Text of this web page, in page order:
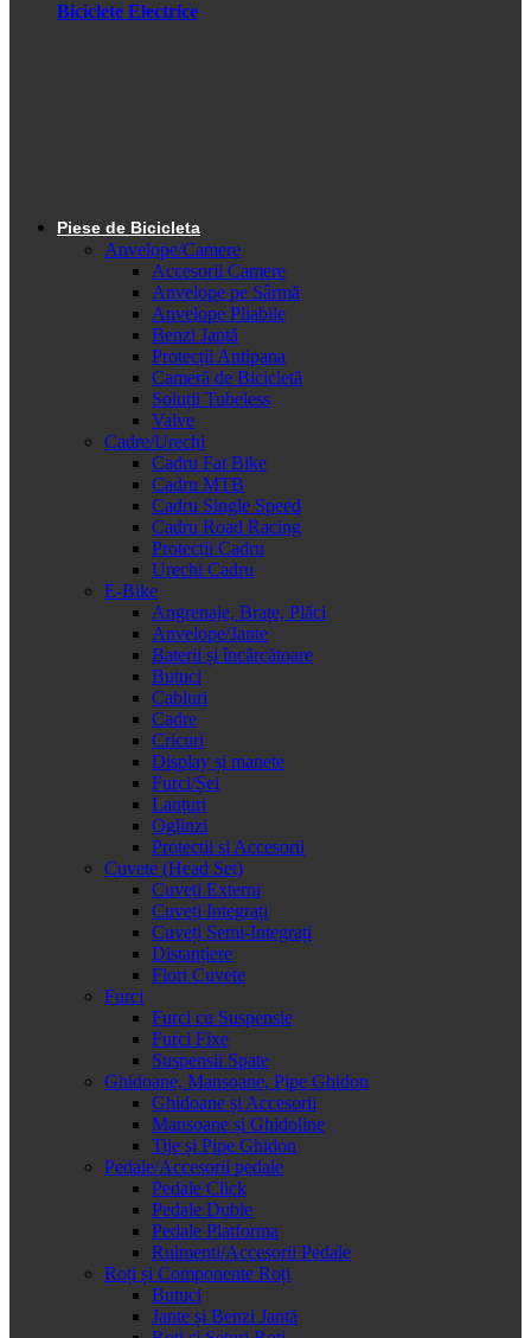
Biciclete Electrice
Piese de Bicicleta
Anvelope/Camere
Accesorii Camere
Anvelope pe Sârmă
Anvelope Pliabile
Benzi Jantă
Protecții Antipana
Cameră de Bicicletă
Soluții Tubeless
Valve
Cadre/Urechi
Cadru Fat Bike
Cadru MTB
Cadru Single Speed
Cadru Road Racing
Protecții Cadru
Urechi Cadru
E-Bike
Angrenaje, Brațe, Plăci
Anvelope/Jante
Baterii și încărcătoare
Butuci
Cabluri
Cadre
Cricuri
Display și manete
Furci/Șei
Lanțuri
Oglinzi
Protectii si Accesorii
Cuvete (Head Set)
Cuveți Externi
Cuveți Integrați
Cuveți Semi-Integrați
Distanțiere
Flori Cuvete
Furci
Furci cu Suspensie
Furci Fixe
Suspensii Spate
Ghidoane, Mansoane, Pipe Ghidon
Ghidoane și Accesorii
Mansoane și Ghidoline
Tije și Pipe Ghidon
Pedale/Accesorii pedale
Pedale Click
Pedale Duble
Pedale Platforma
Rulmenti/Accesorii Pedale
Roți și Componente Roți
Butuci
Jante și Benzi Jantă